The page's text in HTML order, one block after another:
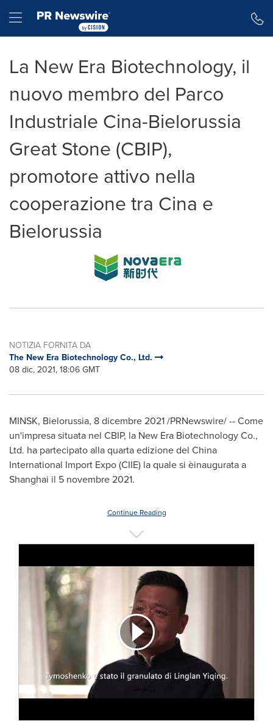
Hamburger menu
La New Era Biotechnology, il
nuovo membro del Parco
Industriale Cina-Bielorussia
Great Stone (CBIP),
promotore attivo nella
cooperazione tra Cina e
Bielorussia
NOTIZIA FORNITA DA
The New Era Biotechnology Co., Ltd.
08 dic, 2021, 18:06 GMT
MINSK, Bielorussia, 8 dicembre 2021 /PRNewswire/ -- Come
un'impresa situata nel CBIP, la New Era Biotechnology Co.,
Ltd. ha partecipato alla quarta edizione del China
International Import Expo (CIIE) la quale si èinaugurata a
Shanghai il 5 novembre 2021.
Continue Reading